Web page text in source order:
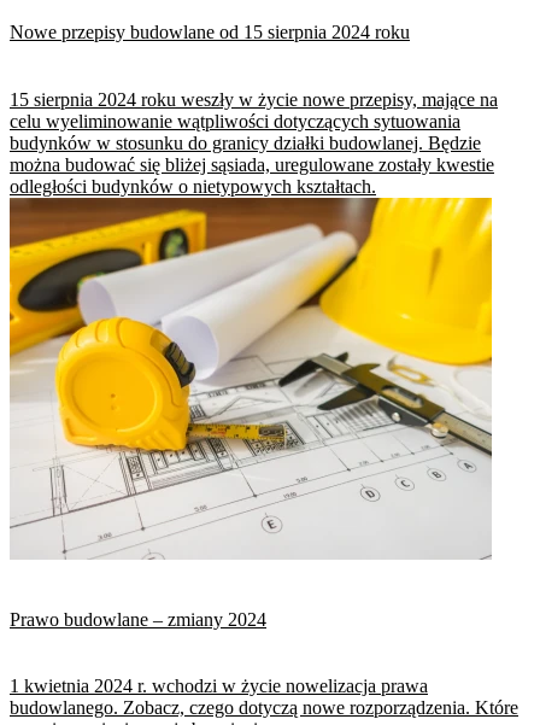
Nowe przepisy budowlane od 15 sierpnia 2024 roku
15 sierpnia 2024 roku weszły w życie nowe przepisy, mające na
celu wyeliminowanie wątpliwości dotyczących sytuowania
budynków w stosunku do granicy działki budowlanej. Będzie
można budować się bliżej sąsiada, uregulowane zostały kwestie
odległości budynków o nietypowych kształtach.
Prawo budowlane – zmiany 2024
1 kwietnia 2024 r. wchodzi w życie nowelizacja prawa
budowlanego. Zobacz, czego dotyczą nowe rozporządzenia. Które